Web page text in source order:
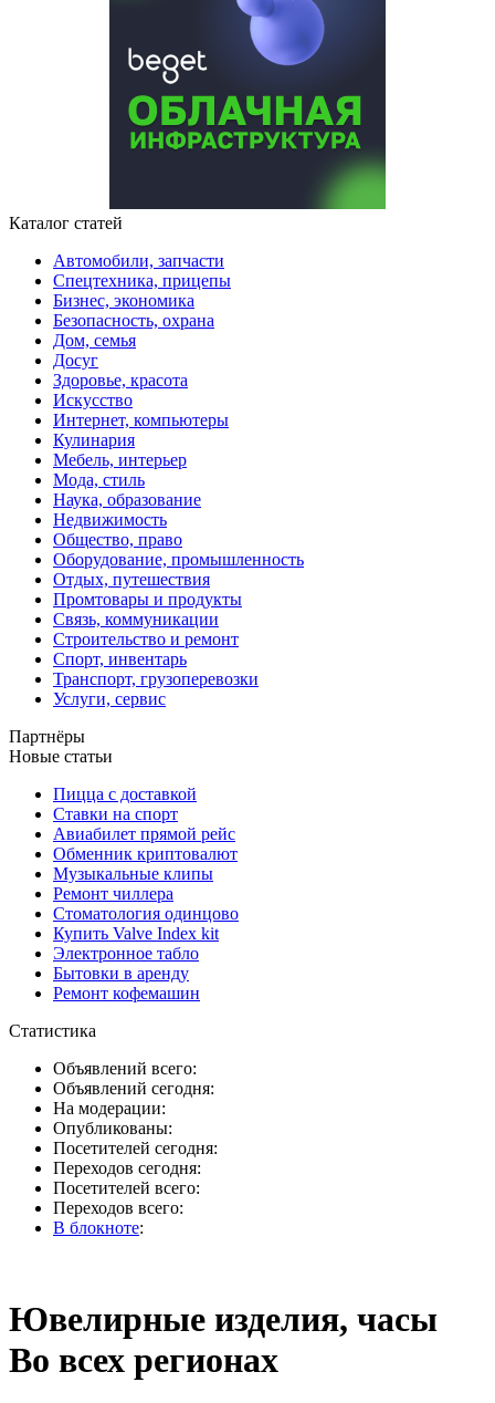
Каталог статей
Автомобили, запчасти
Спецтехника, прицепы
Бизнес, экономика
Безопасность, охрана
Дом, семья
Досуг
Здоровье, красота
Искусство
Интернет, компьютеры
Кулинария
Мебель, интерьер
Мода, стиль
Наука, образование
Недвижимость
Общество, право
Оборудование, промышленность
Отдых, путешествия
Промтовары и продукты
Связь, коммуникации
Строительство и ремонт
Спорт, инвентарь
Транспорт, грузоперевозки
Услуги, сервис
Партнёры
Новые статьи
Пицца с доставкой
Ставки на спорт
Авиабилет прямой рейс
Обменник криптовалют
Музыкальные клипы
Ремонт чиллера
Стоматология одинцово
Купить Valve Index kit
Электронное табло
Бытовки в аренду
Ремонт кофемашин
Статистика
Объявлений всего:
Объявлений сегодня:
На модерации:
Опубликованы:
Посетителей сегодня:
Переходов сегодня:
Посетителей всего:
Переходов всего:
В блокноте:
Ювелирные изделия, часы
Во всех регионах